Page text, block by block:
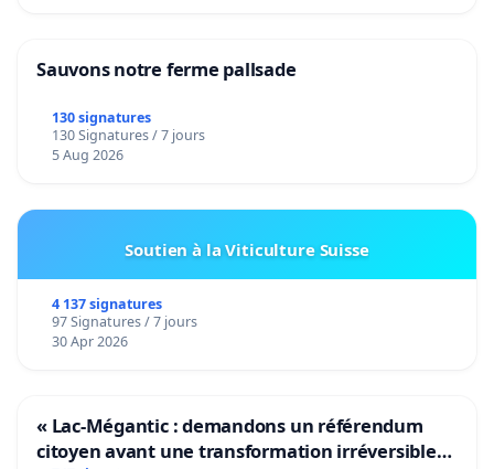
Sauvons notre ferme pallsade
130 signatures
130 Signatures / 7 jours
5 Aug 2026
Soutien à la Viticulture Suisse
4 137 signatures
97 Signatures / 7 jours
30 Apr 2026
« Lac-Mégantic : demandons un référendum
citoyen avant une transformation irréversible